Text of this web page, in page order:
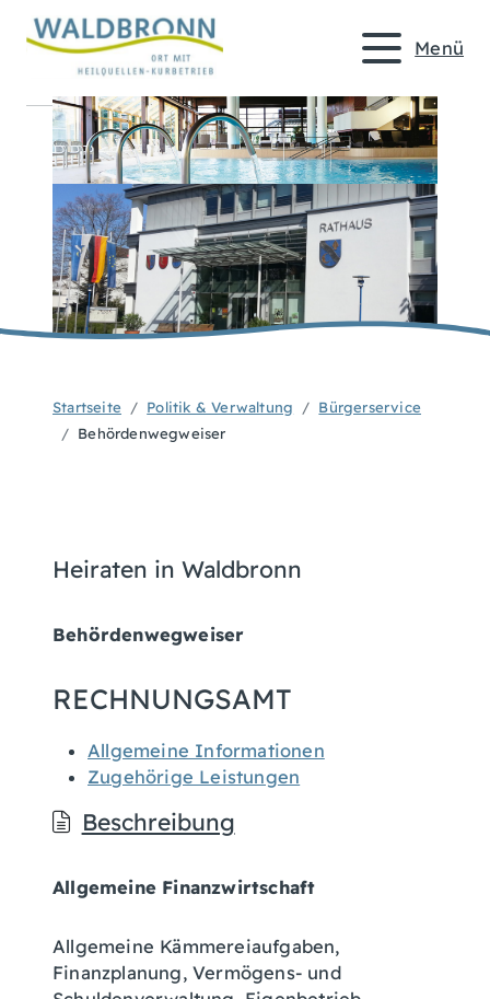
Menü
Startseite Politik & Verwaltung
Bürgerservice
Behördenwegweiser
Heiraten in Waldbronn
Behördenwegweiser
RECHNUNGSAMT
Allgemeine Informationen
Zugehörige Leistungen
Beschreibung
Allgemeine Finanzwirtschaft
Allgemeine Kämmereiaufgaben,
Finanzplanung, Vermögens- und